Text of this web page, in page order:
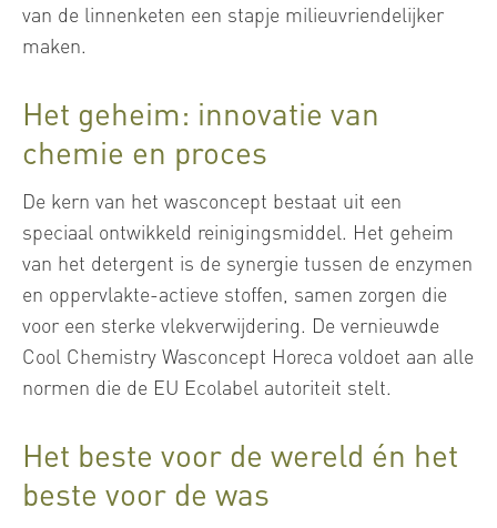
van de linnenketen een stapje milieuvriendelijker
maken.
Het geheim: innovatie van
chemie en proces
De kern van het wasconcept bestaat uit een
speciaal ontwikkeld reinigingsmiddel. Het geheim
van het detergent is de synergie tussen de enzymen
en oppervlakte-actieve stoffen, samen zorgen die
voor een sterke vlekverwijdering. De vernieuwde
Cool Chemistry Wasconcept Horeca voldoet aan alle
normen die de EU Ecolabel autoriteit stelt.
Het beste voor de wereld én het
beste voor de was